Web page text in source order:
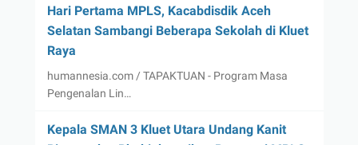
Hari Pertama MPLS, Kacabdisdik Aceh
Selatan Sambangi Beberapa Sekolah di Kluet
Raya
humannesia.com / TAPAKTUAN - Program Masa
Pengenalan Lin…
Kepala SMAN 3 Kluet Utara Undang Kanit